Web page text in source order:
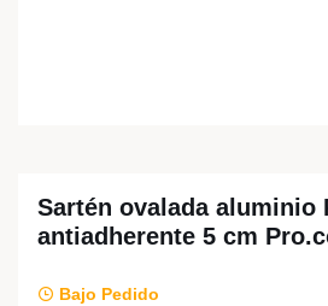
Sartén ovalada aluminio
antiadherente 5 cm
Bajo Pedido